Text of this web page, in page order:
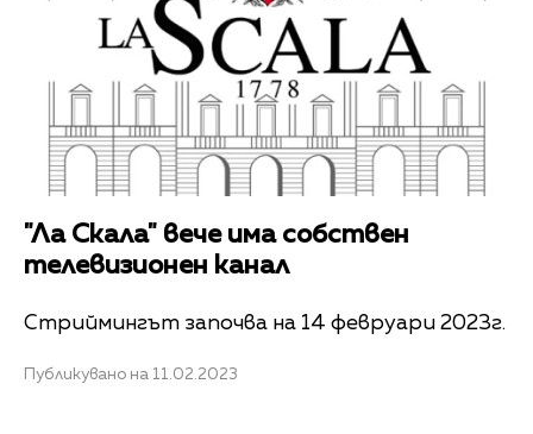
"Ла Скала" вече има собствен
телевизионен канал
Стриймингът започва на 14 февруари 2023г.
Публикувано на 11.02.2023